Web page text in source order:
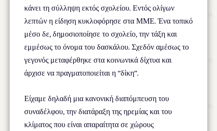
κάνει τη σύλληψη εκτός σχολείου. Εντός ολίγων
λεπτών η είδηση κυκλοφόρησε στα ΜΜΕ. Ένα τοπικό
μέσο δε, δημοσιοποίησε το σχολείο, την τάξη και
εμμέσως το όνομα του δασκάλου. Σχεδόν αμέσως το
γεγονός μεταφέρθηκε στα κοινωνικά δίχτυα και
άρχισε να πραγματοποιείται η ‘’δίκη’’.
Είχαμε δηλαδή μια κανονική διαπόμπευση του
συναδέλφου, την διατάραξη της ηρεμίας και του
κλίματος που είναι απαραίτητα σε χώρους